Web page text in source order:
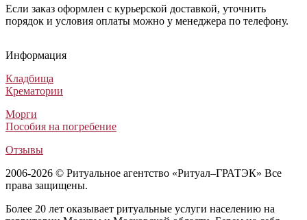
Если заказ оформлен с курьерской доставкой, уточнить
порядок и условия оплаты можно у менеджера по телефону.
Венки из искусственных цветов
Венки из искусственных цветов
Венки из искусственных цветов
Венки из искусственных цветов
Информация
Кладбища
Крематории
Морги
Пособия на погребение
Отзывы
2006-2026 © Ритуальное агентство «Ритуал–ГРАТЭК» Все
права защищены.
Более 20 лет оказывает ритуальные услуги населению на